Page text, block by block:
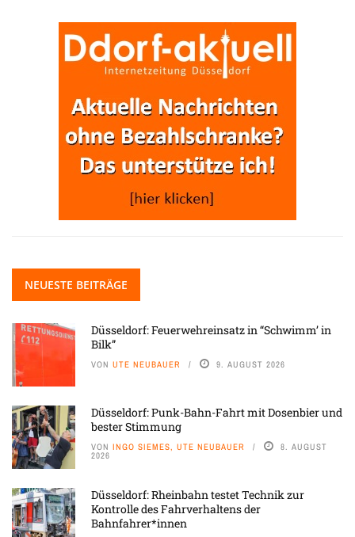
NEUESTE BEITRÄGE
Düsseldorf: Feuerwehreinsatz in “Schwimm’ in
Bilk”
VON UTE NEUBAUER 9. AUGUST 2026
Düsseldorf: Punk-Bahn-Fahrt mit Dosenbier und
bester Stimmung
VON INGO SIEMES, UTE NEUBAUER 8. AUGUST
2026
Düsseldorf: Rheinbahn testet Technik zur
Kontrolle des Fahrverhaltens der
Bahnfahrer*innen